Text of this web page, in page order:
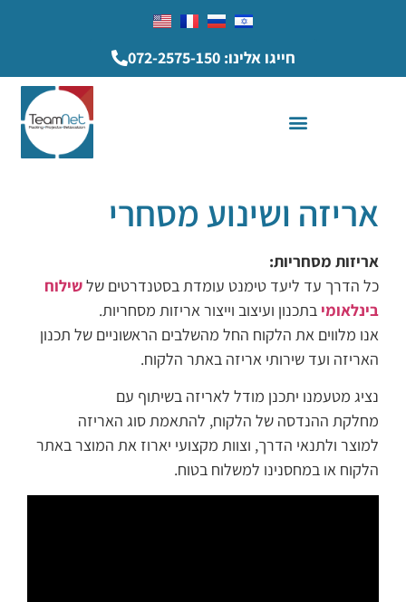
חייגו אלינו: 072-2575-150
אריזה ושינוע מסחרי
אריזות מסחריות:
כל הדרך עד ליעד טימנט עומדת בסטנדרטים שלשילוח
בינלאומי בתכנון ועיצוב וייצור אריזות מסחריות.
אנו מלווים את הלקוח החל מהשלבים הראשוניים של תכנון
האריזה ועד שירותי אריזה באתר הלקוח.
נציג מטעמנו יתכנן מודל לאריזה בשיתוף עם
מחלקת ההנדסה של הלקוח, להתאמת סוג האריזה
למוצר ולתנאי הדרך, וצוות מקצועי יארוז את המוצר באתר
הלקוח או במחסנינו למשלוח בטוח.